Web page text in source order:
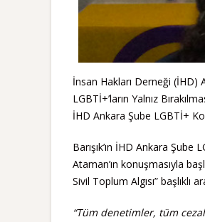
İnsan Hakları Derneği (İHD)
LGBTİ+’ların Yalnız
İHD Ankara Şube LGBTİ+
Barışık’ın İHD Ankara
Ataman’ın konuşmasıyla
Sivil Toplum Algısı” başlıklı
“Tüm denetimler, tüm